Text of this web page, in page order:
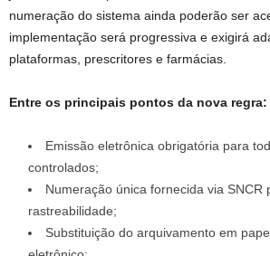
numeração do sistema ainda poderão ser
implementação será progressiva e exigirá
plataformas, prescritores e farmácias.
Entre os principais pontos da nova regra:
Emissão eletrônica obrigatória para
controlados;
Numeração única fornecida via SNCR
rastreabilidade;
Substituição do arquivamento em